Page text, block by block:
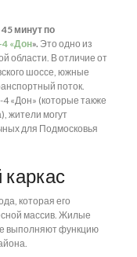
минут по
«Дон». Это одно из
области. В отличие от
шоссе, южные
поток.
«Дон» (которые также
жители могут
для Подмосковья
которая его
массив. Жилые
выполняют функцию